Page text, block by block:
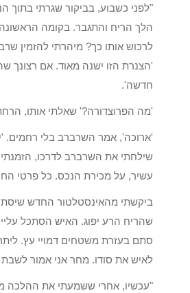
"לפני כשבוע, בביקור שגרתי בתוך
הלך הריח והתגבר. בקומה הראשונה
לרכוש אותו כך? מיהרתי להזמין
'הצנרת הזו ישנה מאוד. אם רצונך
חדשה'.
'מה הפרוצדורה?' שאלתי אותו,
'ארוכה', אמר השרברב בלי רחמים.
שילחתי את השרברב לדרכו,
עשיר, על מכירת הנכס. כל פרטי
ביקשתי מהאינסטלטור החדש
שהריח הרע יפוג. האיש הסתכל
סתם בעזרת משטחים דמויי עץ. ליתר
לאיש את סודו. מחר אני אמור לשבת
"עכשיו, אחרי ששמעתי את ההלכה